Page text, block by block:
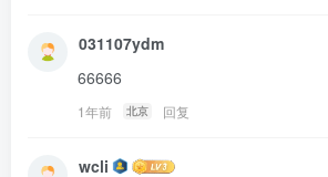
031107ydm
66666
1年前 北京 回复
wcli